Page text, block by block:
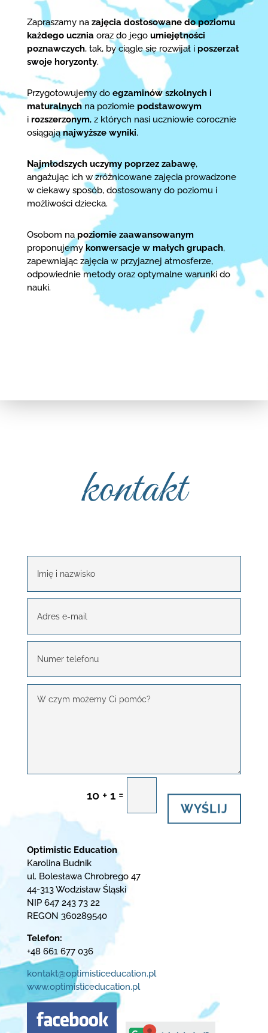
Zapraszamy nazajęcia dostosowane do poziomu
każdego ucznia oraz do jego umiejętności
poznawczych, tak, by ciągle się rozwijał i poszerzał
swoje horyzonty.
Przygotowujemy do egzaminów szkolnych i
maturalnychna poziomie podstawowym
i rozszerzonym, z których nasi uczniowie corocznie
osiągająnajwyższe wyniki.
Najmłodszych uczymy poprzez zabawę,
angażując ich w zróżnicowane zajęcia prowadzone
w ciekawy sposób, dostosowany do poziomu i
możliwości dziecka.
Osobom na poziomie zaawansowanym
proponujemykonwersacje w małych grupach,
zapewniając zajęcia w przyjaznej atmosferze,
odpowiednie metody oraz optymalne warunki do
nauki.
kontakt
10 + 1 =
WYŚLIJ
Optimistic Education
Karolina Budnik
ul. Bolesława Chrobrego 47
44-313 Wodzisław Śląski
NIP 647 243 73 22
REGON 360289540
Telefon:
+48 661 677 036
kontakt@optimisticeducation.pl
www.optimisticeducation.pl